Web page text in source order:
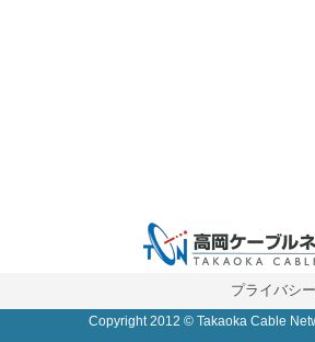
プライバシ
Copyright 2012 © Takaoka Cable